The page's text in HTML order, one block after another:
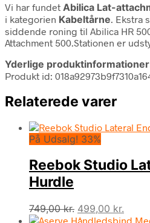
Vi har fundet Abilica Lat-
i kategorien Kabeltårne. Ekstra
siddende roning til Abilica HR
Attachment 500.Stationen er
Yderlige
Produkt id:
Relaterede varer
På Udsalg! 33%
Reebok Studio
Hurdle
749,00kr. Den
oprindelige
499,00 kr.